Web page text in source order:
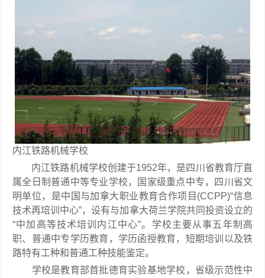
内江铁路机械学校
内江铁路机械学校创建于1952年，是四川省教育厅直
属全日制普通中等专业学校，国家级重点中专，四川省文
明单位，是中国与加拿大职业教育合作项目(CCPP)“信息
技术再培训中心”，设有与加拿大荷兰学院共同投资设立的
“中加高等技术培训内江中心”。学校主要从事五年制高
职、普通中专学历教育，学历函授教育，短期培训以及铁
路特有工种和普通工种技能鉴定。
学校是教育部首批德育实验基地学校，省级示范性中